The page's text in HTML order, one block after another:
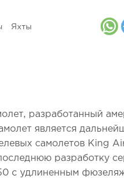
Яхты
разработанный
является
самолетов King
разработку
с удлиненным